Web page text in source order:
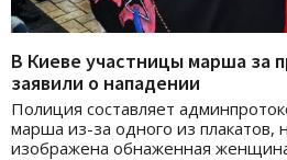
В Киеве участницы марша за
заявили о нападении
Полиция составляет
марша из-за одного из плакатов,
изображена обнаженная